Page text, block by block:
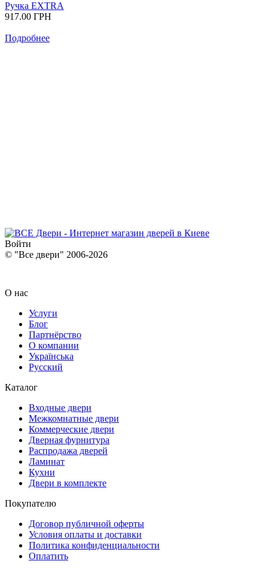
Ручка EXTRA
917.00 ГРН
Подробнее
Войти
© "Все двери" 2006-2026
О нас
Услуги
Блог
Партнёрство
О компании
Українська
Русский
Каталог
Входные двери
Межкомнатные двери
Коммерческие двери
Дверная фурнитура
Распродажа дверей
Ламинат
Кухни
Двери в комплекте
Покупателю
Договор публичной оферты
Условия оплаты и доставки
Политика конфиденциальности
Оплатить